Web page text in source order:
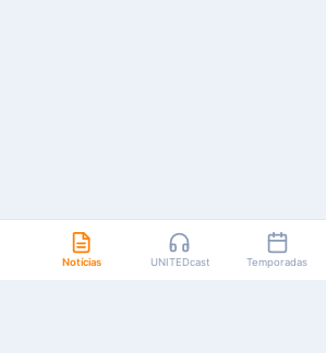
Notícias UNITEDcast Temporadas